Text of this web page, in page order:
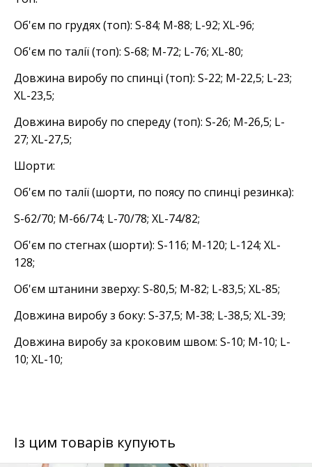
Об'єм по грудях (топ): S-84; M-88; L-92; XL-96;
Об'єм по талії (топ): S-68; M-72; L-76; XL-80;
Довжина виробу по спинці (топ): S-22; M-22,5; L-23;
XL-23,5;
Довжина виробу по спереду (топ): S-26; M-26,5; L-
27; XL-27,5;
Шорти:
Об'єм по талії (шорти, по поясу по спинці резинка):
S-62/70; M-66/74; L-70/78; XL-74/82;
Об'єм по стегнах (шорти): S-116; M-120; L-124; XL-
128;
Об'єм штанини зверху: S-80,5; M-82; L-83,5; XL-85;
Довжина виробу з боку: S-37,5; M-38; L-38,5; XL-39;
Довжина виробу за кроковим швом: S-10; M-10; L-
10; XL-10;
Із цим товарів купують